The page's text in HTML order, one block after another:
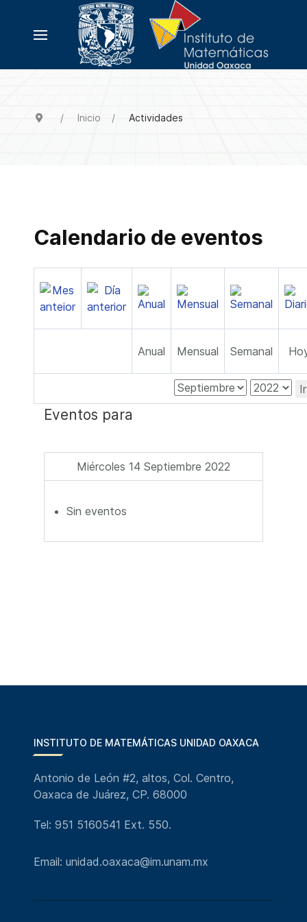
Inicio Actividades
Calendario de eventos
Anual Mensual Semanal
Eventos para
Miércoles 14 Septiembre 2022
Sin eventos
INSTITUTO DE MATEMÁTICAS UNIDAD OAXACA
Antonio de León #2, altos, Col. Centro,
Oaxaca de Juárez, CP. 68000
Tel: 951 5160541 Ext. 550.
Email: unidad.oaxaca@im.unam.mx